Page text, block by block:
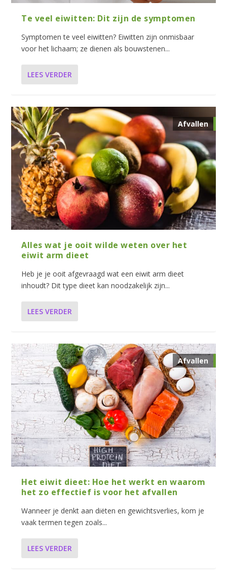
Te veel eiwitten: Dit zijn de symptomen
Symptomen te veel eiwitten? Eiwitten zijn onmisbaar
voor het lichaam; ze dienen als bouwstenen...
LEES VERDER
Afvallen
Alles wat je ooit wilde weten over het
eiwit arm dieet
Heb je je ooit afgevraagd wat een eiwit arm dieet
inhoudt? Dit type dieet kan noodzakelijk zijn...
LEES VERDER
Afvallen
Het eiwit dieet: Hoe het werkt en waarom
het zo effectief is voor het afvallen
Wanneer je denkt aan diëten en gewichtsverlies, kom je
vaak termen tegen zoals...
LEES VERDER